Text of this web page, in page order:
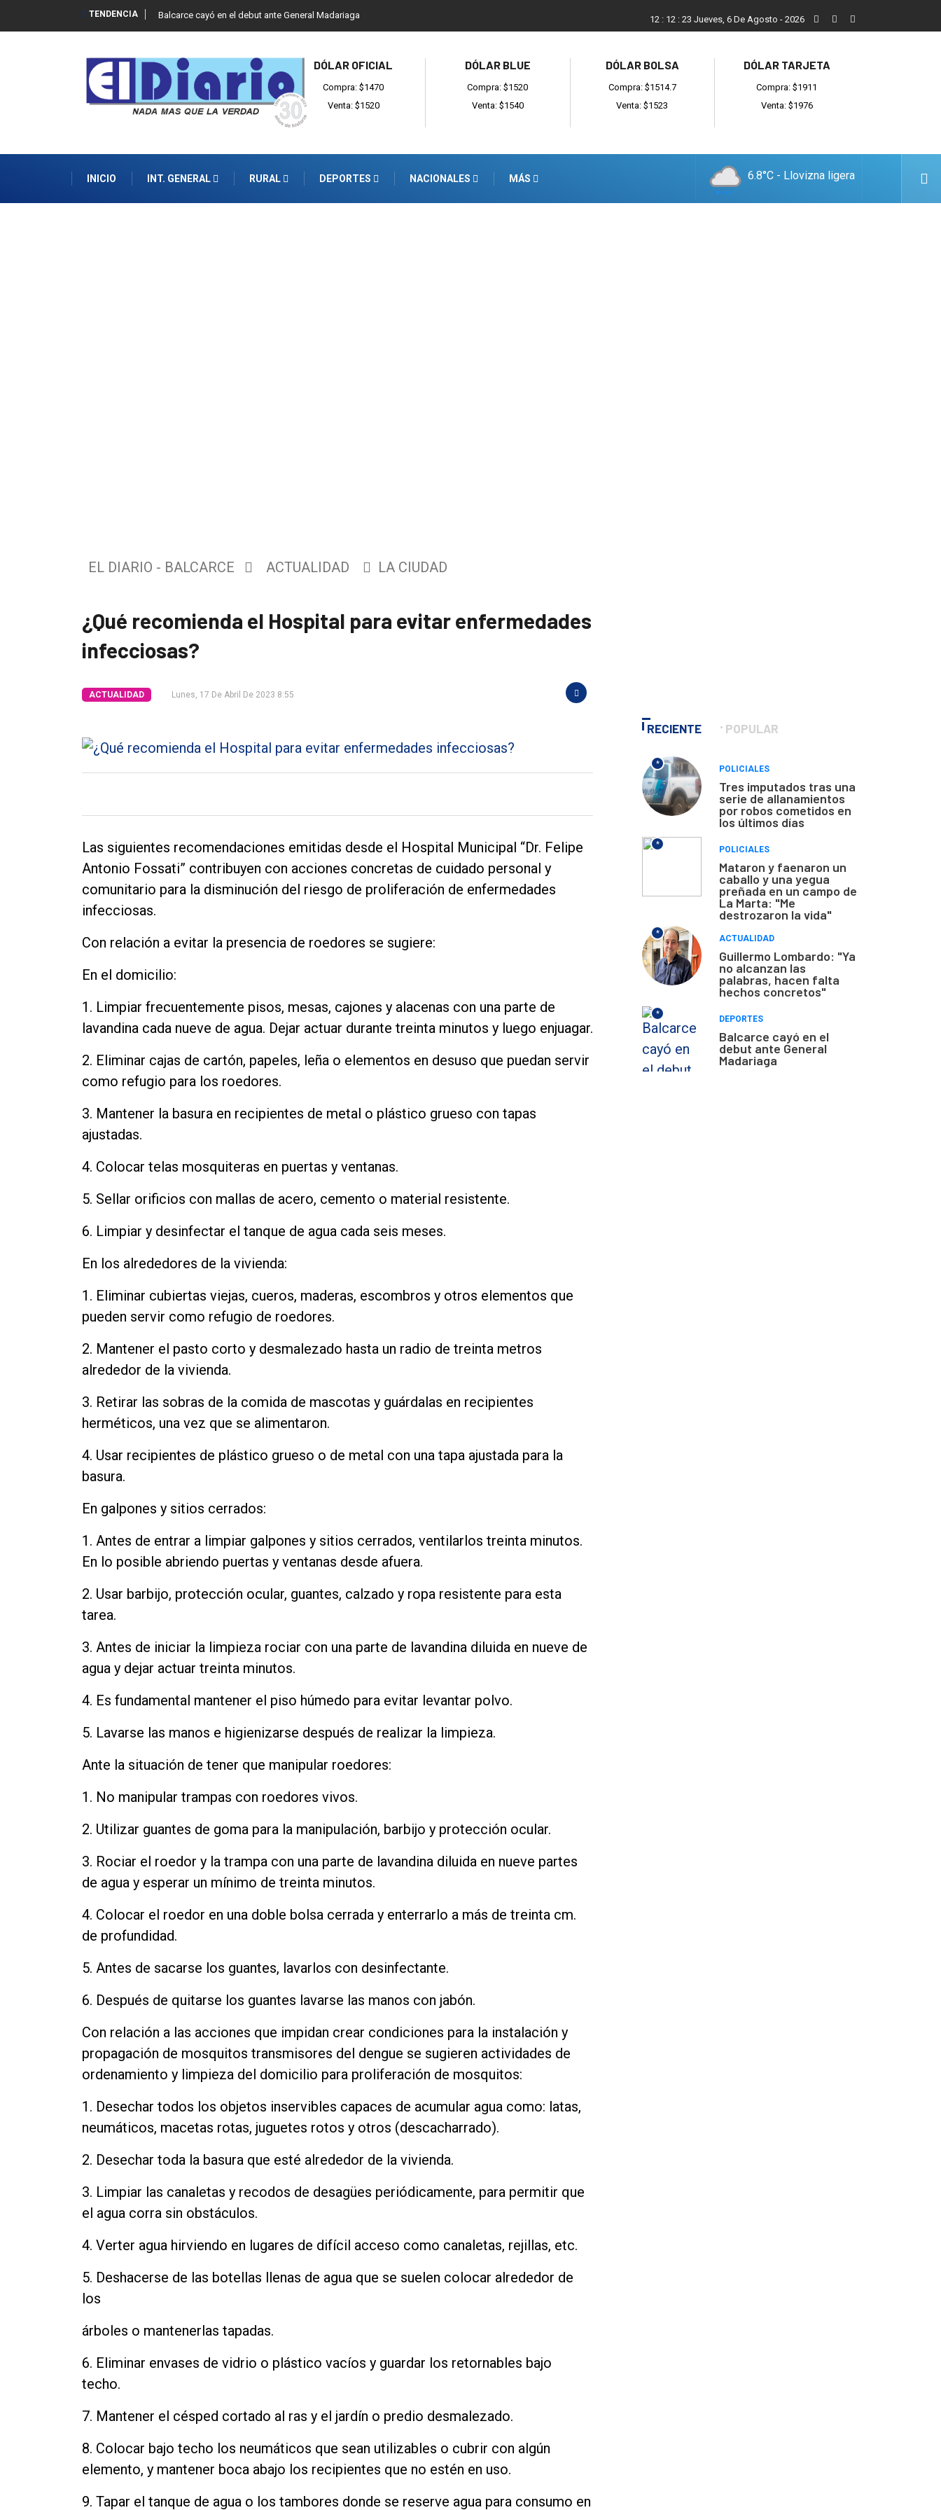
TENDENCIA Balcarce cayó en el debut ante General Madariaga Mario Alberghini: “Fue increíble todo lo que hicieron para
12 : 12 : 24 Jueves, 6 De Agosto - 2026
DÓLAR OFICIAL
Compra: $1470
Venta: $1520
DÓLAR BLUE
Compra: $1520
Venta: $1540
DÓLAR BOLSA
Compra: $1514.7
Venta: $1523
DÓLAR TARJETA
Compra: $1911
Venta: $1976
INICIO INT. GENERAL RURAL DEPORTES NACIONALES MÁS 6.8°C - Llovizna ligera
Tendencia
Nosotros
EL DIARIO - BALCARCE ACTUALIDAD LA CIUDAD
¿Qué recomienda el Hospital para evitar enfermedades
infecciosas?
ACTUALIDAD Lunes, 17 De Abril De 2023 8:55
Las siguientes recomendaciones emitidas desde el Hospital Municipal “Dr. Felipe
Antonio Fossati” contribuyen con acciones concretas de cuidado personal y
comunitario para la disminución del riesgo de proliferación de enfermedades
infecciosas.
Con relación a evitar la presencia de roedores se sugiere:
En el domicilio:
1. Limpiar frecuentemente pisos, mesas, cajones y alacenas con una parte de
lavandina cada nueve de agua. Dejar actuar durante treinta minutos y luego enjuagar.
2. Eliminar cajas de cartón, papeles, leña o elementos en desuso que puedan servir
como refugio para los roedores.
3. Mantener la basura en recipientes de metal o plástico grueso con tapas
ajustadas.
4. Colocar telas mosquiteras en puertas y ventanas.
5. Sellar orificios con mallas de acero, cemento o material resistente.
6. Limpiar y desinfectar el tanque de agua cada seis meses.
En los alrededores de la vivienda:
1. Eliminar cubiertas viejas, cueros, maderas, escombros y otros elementos que
pueden servir como refugio de roedores.
2. Mantener el pasto corto y desmalezado hasta un radio de treinta metros
alrededor de la vivienda.
3. Retirar las sobras de la comida de mascotas y guárdalas en recipientes
herméticos, una vez que se alimentaron.
4. Usar recipientes de plástico grueso o de metal con una tapa ajustada para la
basura.
En galpones y sitios cerrados:
1. Antes de entrar a limpiar galpones y sitios cerrados, ventilarlos treinta minutos.
En lo posible abriendo puertas y ventanas desde afuera.
2. Usar barbijo, protección ocular, guantes, calzado y ropa resistente para esta
tarea.
3. Antes de iniciar la limpieza rociar con una parte de lavandina diluida en nueve de
agua y dejar actuar treinta minutos.
4. Es fundamental mantener el piso húmedo para evitar levantar polvo.
5. Lavarse las manos e higienizarse después de realizar la limpieza.
Ante la situación de tener que manipular roedores:
1. No manipular trampas con roedores vivos.
2. Utilizar guantes de goma para la manipulación, barbijo y protección ocular.
3. Rociar el roedor y la trampa con una parte de lavandina diluida en nueve partes
de agua y esperar un mínimo de treinta minutos.
4. Colocar el roedor en una doble bolsa cerrada y enterrarlo a más de treinta cm.
de profundidad.
5. Antes de sacarse los guantes, lavarlos con desinfectante.
6. Después de quitarse los guantes lavarse las manos con jabón.
Con relación a las acciones que impidan crear condiciones para la instalación y
propagación de mosquitos transmisores del dengue se sugieren actividades de
ordenamiento y limpieza del domicilio para proliferación de mosquitos:
1. Desechar todos los objetos inservibles capaces de acumular agua como: latas,
neumáticos, macetas rotas, juguetes rotos y otros (descacharrado).
2. Desechar toda la basura que esté alrededor de la vivienda.
3. Limpiar las canaletas y recodos de desagües periódicamente, para permitir que
el agua corra sin obstáculos.
4. Verter agua hirviendo en lugares de difícil acceso como canaletas, rejillas, etc.
5. Deshacerse de las botellas llenas de agua que se suelen colocar alrededor de
los
árboles o mantenerlas tapadas.
6. Eliminar envases de vidrio o plástico vacíos y guardar los retornables bajo
techo.
7. Mantener el césped cortado al ras y el jardín o predio desmalezado.
8. Colocar bajo techo los neumáticos que sean utilizables o cubrir con algún
elemento, y mantener boca abajo los recipientes que no estén en uso.
9. Tapar el tanque de agua o los tambores donde se reserve agua para consumo en
RECIENTE POPULAR
*
POLICIALES
Tres imputados tras una
serie de allanamientos
por robos cometidos en
los últimos días
*
POLICIALES
Mataron y faenaron un
caballo y una yegua
preñada en un campo de
La Marta: "Me
destrozaron la vida"
*
ACTUALIDAD
Guillermo Lombardo: "Ya
no alcanzan las
palabras, hacen falta
hechos concretos"
*
DEPORTES
Balcarce cayó en el
debut ante General
Madariaga